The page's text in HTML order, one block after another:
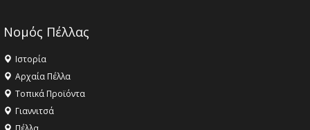
Νομός Πέλλας
Ιστορία
Αρχαία Πέλλα
Τοπικά Προϊόντα
Γιαννιτσά